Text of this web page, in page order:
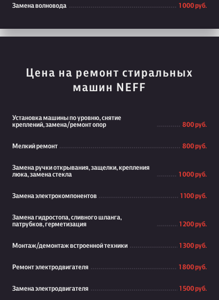
Замена волновода 1 000 руб.
Цена на ремонт стиральных
машин NEFF
Установка машины по уровню, снятие
креплений, замена/ремонт опор
800 руб.
Мелкий ремонт 800 руб.
Замена ручки открывания, защелки, крепления
люка, замена стекла
1 000 руб.
Замена электрокомпонентов 1 100 руб.
Замена гидростопа, сливного шланга,
патрубков, герметизация
1 200 руб.
Монтаж/демонтаж встроенной техники 1 300 руб.
Ремонт электродвигателя 1 800 руб.
Замена электродвигателя 1 500 руб.